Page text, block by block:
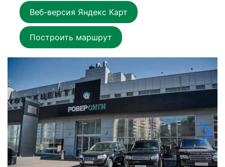
Веб-версия Яндекс Карт
Построить маршрут